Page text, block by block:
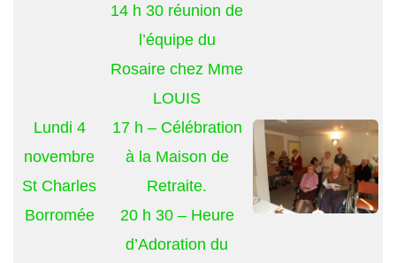
Lundi 4
novembre
St Charles
Borromée
14 h 30 réunion de
l’équipe du
Rosaire chez Mme
LOUIS
17 h – Célébration
à la Maison de
Retraite.
20 h 30 – Heure
d’Adoration du